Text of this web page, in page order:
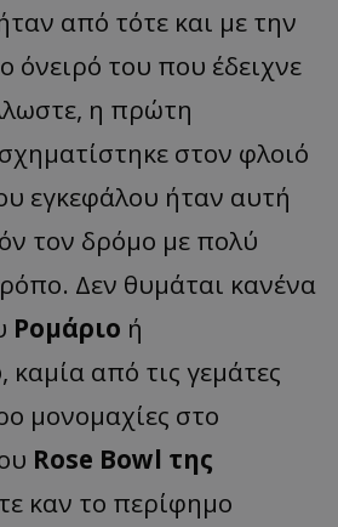
από τότε και με την
όνειρό του που έδειχνε
η πρώτη
στον φλοιό
εγκεφάλου ήταν αυτή
τον δρόμο με πολύ
Δεν θυμάται κανένα
Ρομάριο ή
, καμία από τις γεμάτες
μονομαχίες στο
Rose Bowl της
καν το περίφημο